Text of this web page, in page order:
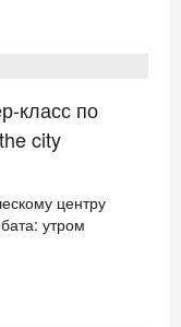
класс по
city
центру
утром